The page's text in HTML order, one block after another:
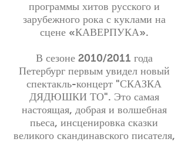
программы хитов русского и
зарубежного рока с куклами на
сцене «КАВЕРПУКА».
В сезоне 2010/2011 года
Петербург первым увидел новый
спектакль-концерт "СКАЗКА
ДЯДЮШКИ ТО". Это самая
настоящая, добрая и волшебная
пьеса, инсценировка сказки
великого скандинавского писателя,